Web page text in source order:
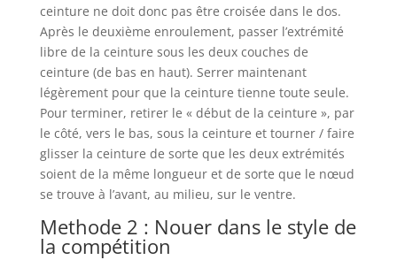
ceinture ne doit donc pas être croisée dans le dos.
Après le deuxième enroulement, passer l’extrémité
libre de la ceinture sous les deux couches de
ceinture (de bas en haut). Serrer maintenant
légèrement pour que la ceinture tienne toute seule.
Pour terminer, retirer le « début de la ceinture », par
le côté, vers le bas, sous la ceinture et tourner / faire
glisser la ceinture de sorte que les deux extrémités
soient de la même longueur et de sorte que le nœud
se trouve à l’avant, au milieu, sur le ventre.
Methode 2 : Nouer dans le style de
la compétition